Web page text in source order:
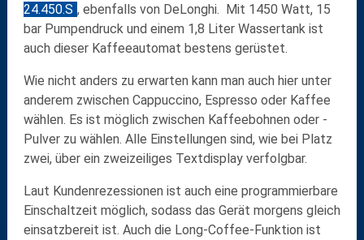
24.450.S , ebenfalls von DeLonghi. Mit 1450 Watt, 15
bar Pumpendruck und einem 1,8 Liter Wassertank ist
auch dieser Kaffeeautomat bestens gerüstet.
Wie nicht anders zu erwarten kann man auch hier unter
anderem zwischen Cappuccino, Espresso oder Kaffee
wählen. Es ist möglich zwischen Kaffeebohnen oder -
Pulver zu wählen. Alle Einstellungen sind, wie bei Platz
zwei, über ein zweizeiliges Textdisplay verfolgbar.
Laut Kundenrezessionen ist auch eine programmierbare
Einschaltzeit möglich, sodass das Gerät morgens gleich
einsatzbereit ist. Auch die Long-Coffee-Funktion ist